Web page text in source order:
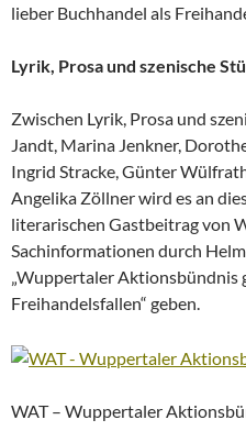
lieber Buchhandel als
Lyrik, Prosa und szenische
Zwischen Lyrik, Prosa und
Jandt, Marina Jenkner,
Ingrid Stracke, Günter
Angelika Zöllner wird es an
literarischen Gastbeitrag von
Sachinformationen durch
„Wuppertaler Aktionsbündnis
Freihandelsfallen“ geben.
WAT – Wuppertaler